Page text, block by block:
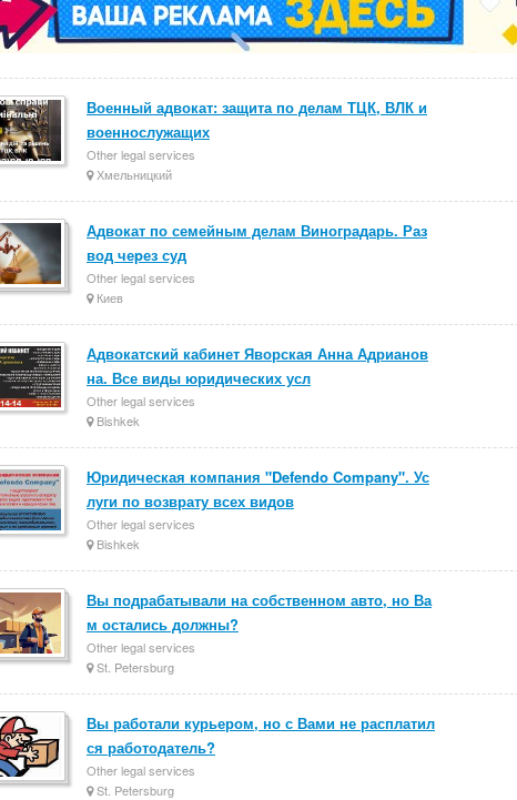
Военный адвокат: защита по делам ТЦК, ВЛК и
военнослужащих
Other legal services
Хмельницкий
Адвокат по семейным делам Виноградарь. Раз
вод чеpез суд
Other legal services
Киев
Адвокатский кабинет Яворская Анна Адрианов
на. Все виды юридических усл
Other legal services
Bishkek
Юридическая компания "Defendo Company". Ус
луги по возврату всех видов
Other legal services
Bishkek
Вы подрабатывали на собственном авто, но Ва
м остались должны?
Other legal services
St. Petersburg
Вы работали курьером, но с Вами не расплатил
ся работодатель?
Other legal services
St. Petersburg